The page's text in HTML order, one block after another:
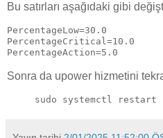
Bu satırları aşağıdaki gibi
PercentageLow=30.0
PercentageCritical=10.0
PercentageAction=5.0
Sonra da upower hizmetini
sudo systemctl restart